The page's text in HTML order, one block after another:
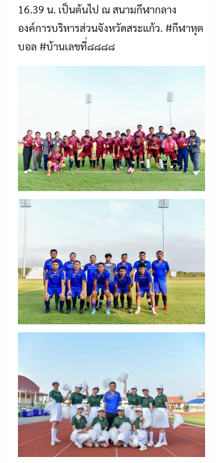
16.39 น. เป็นต้นไป ณ สนามกีฬากลาง
องค์การบริหารส่วนจังหวัดสระแก้ว. #กีฬาหุต
บอล #บ้านเลขที่๘๘๘๘